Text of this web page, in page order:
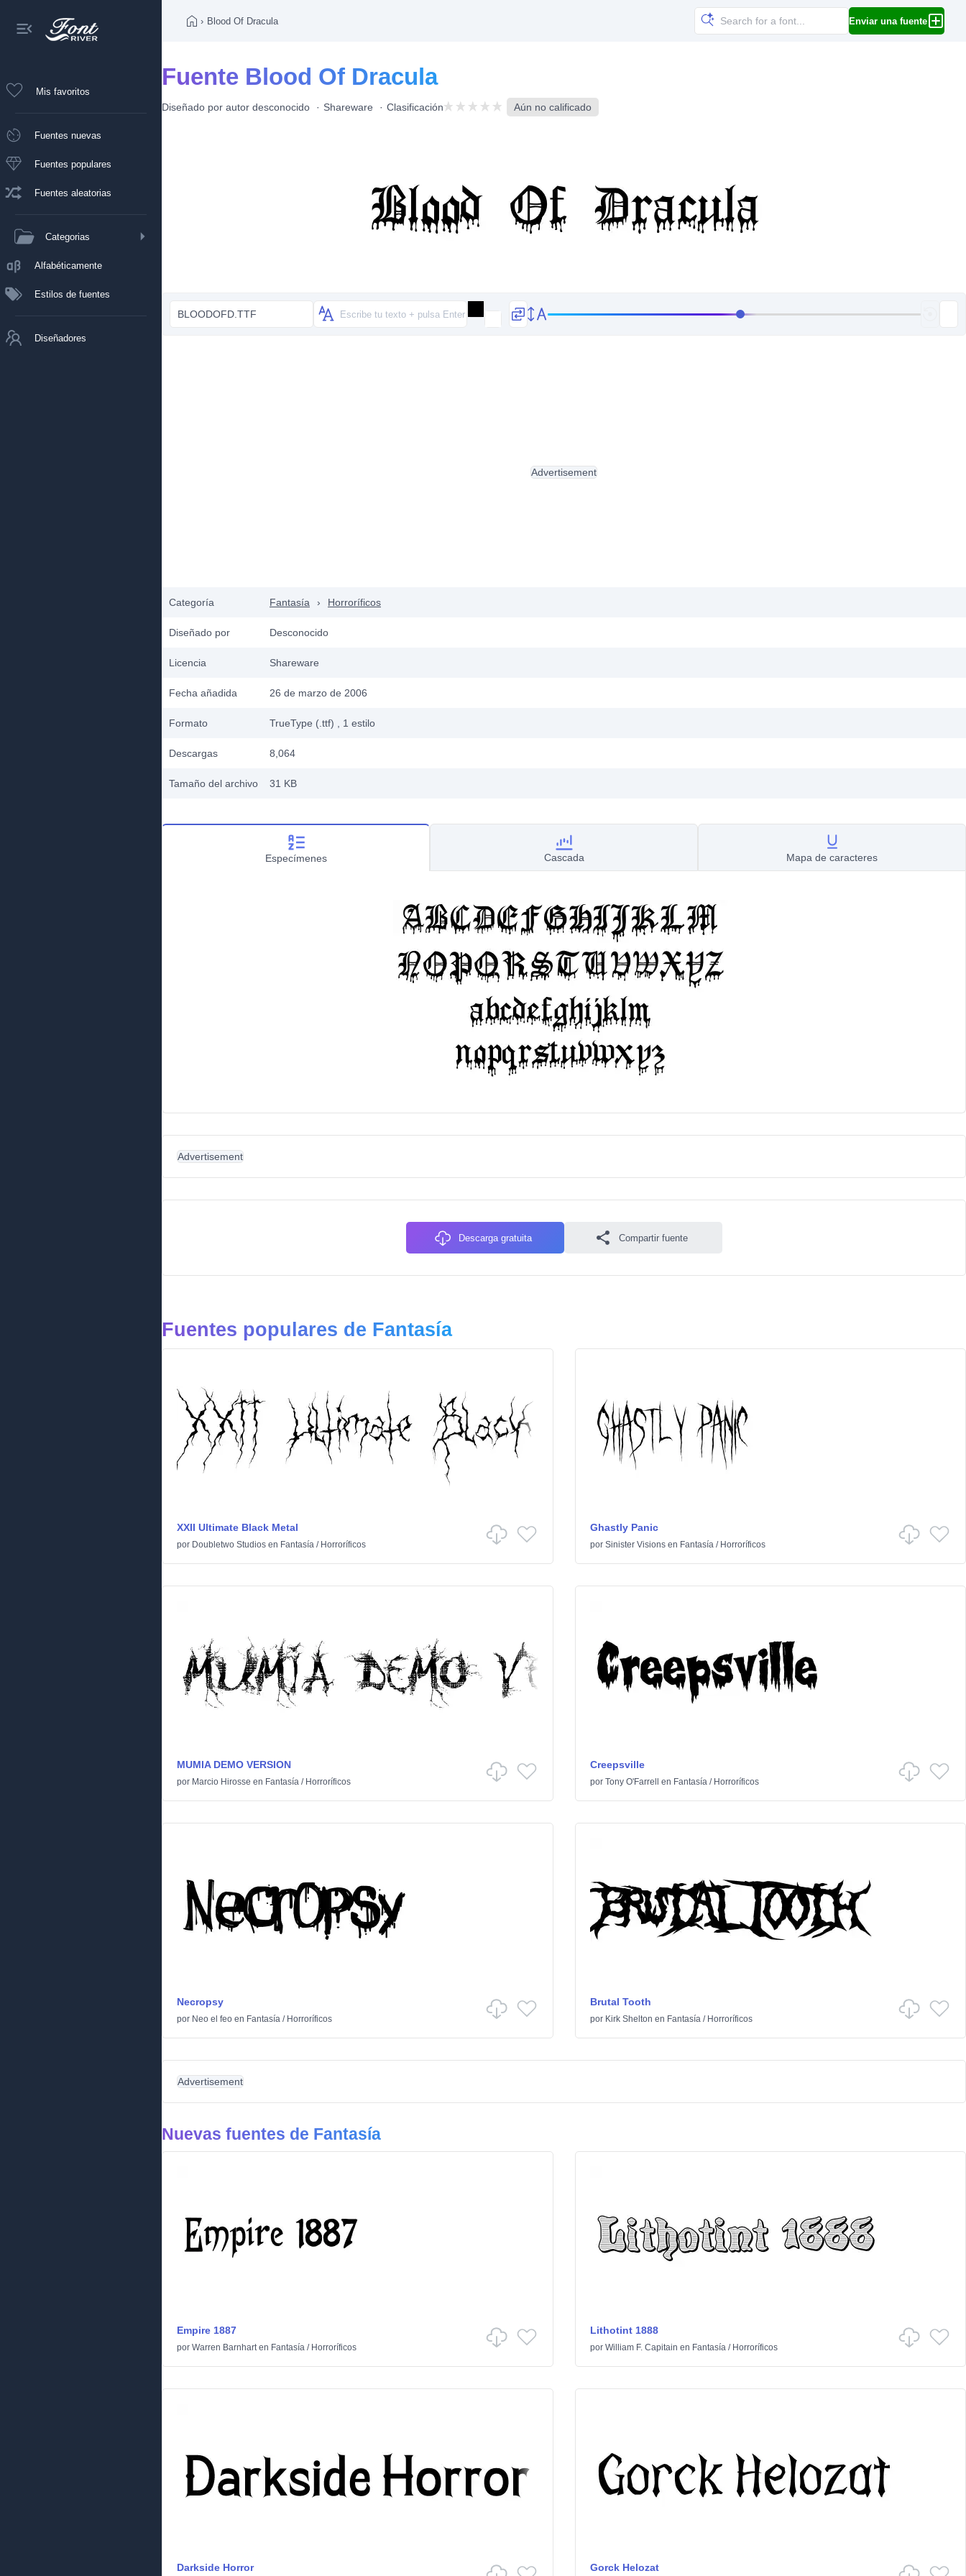
Mis favoritos
Fuentes nuevas
Fuentes populares
Fuentes aleatorias
Categorias
Alfabéticamente
Estilos de fuentes
Diseñadores
› Blood Of Dracula Enviar una fuente
Fuente Blood Of Dracula
Diseñado por autor desconocido Shareware Clasificación Aún no calificado
BLOODOFD.TTF
Categoría Fantasía › Horroríficos
Diseñado por Desconocido
Licencia Shareware
Fecha añadida 26 de marzo de 2006
Formato TrueType (.ttf) , 1 estilo
Descargas 8,064
Tamaño del archivo 31 KB
Advertisement
Especímenes Cascada Mapa de caracteres
Advertisement
Descarga gratuita Compartir fuente
Fuentes populares de Fantasía
XXII Ultimate Black Metal
por Doubletwo Studios en Fantasía / Horroríficos
Ghastly Panic
por Sinister Visionsen Fantasía/ Horroríficos
MUMIA DEMO VERSION
por Marcio Hirosse en Fantasía / Horroríficos
Creepsville
por Tony O'Farrell en Fantasía/ Horroríficos
Necropsy
por Neo el feo en Fantasía / Horroríficos
Brutal Tooth
por Kirk Shelton en Fantasía/ Horroríficos
Advertisement
Nuevas fuentes de Fantasía
Empire 1887
por Warren Barnharten Fantasía / Horroríficos
Lithotint 1888
por William F. Capitain en Fantasía/ Horroríficos
Darkside Horror Gorck Helozat